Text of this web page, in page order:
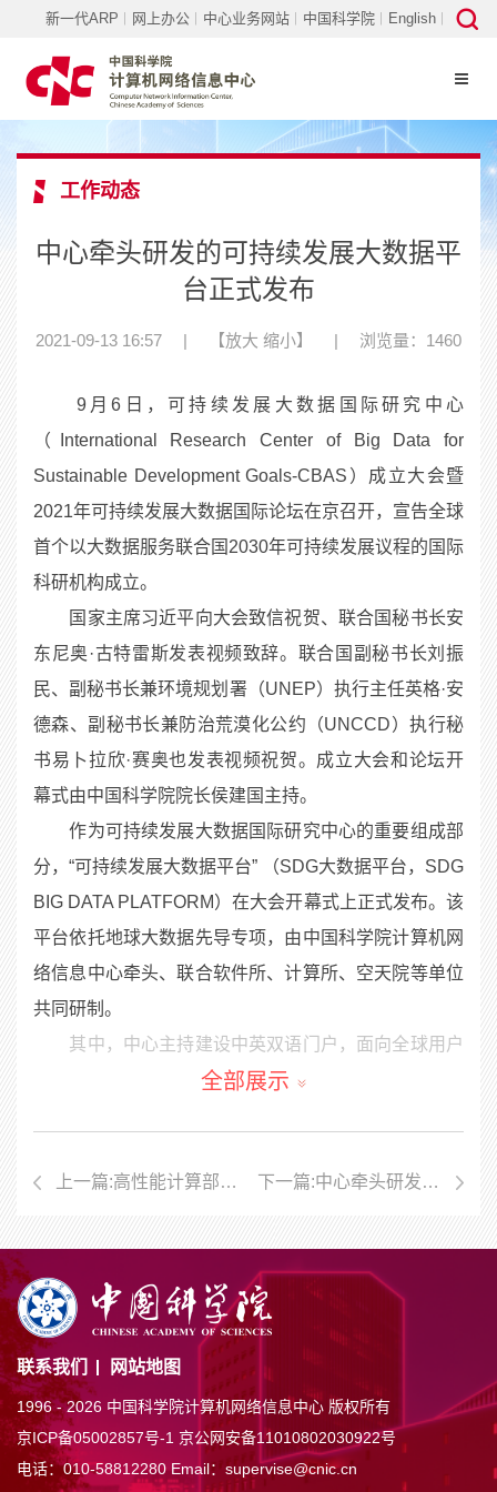
新一代ARP 网上办公 中心业务网站 中国科学院 English
工作动态
中心牵头研发的可持续发展大数据平
台正式发布
2021-09-13 16:57 【放大 缩小】 浏览量：1460
9月6日，可持续发展大数据国际研究中心
（International Research Center of Big Data for
Sustainable Development Goals-CBAS）成立大会暨
2021年可持续发展大数据国际论坛在京召开，宣告全球
首个以大数据服务联合国2030年可持续发展议程的国际
科研机构成立。
国家主席习近平向大会致信祝贺、联合国秘书长安
东尼奥·古特雷斯发表视频致辞。联合国副秘书长刘振
民、副秘书长兼环境规划署（UNEP）执行主任英格·安
德森、副秘书长兼防治荒漠化公约（UNCCD）执行秘
书易卜拉欣·赛奥也发表视频祝贺。成立大会和论坛开
幕式由中国科学院院长侯建国主持。
作为可持续发展大数据国际研究中心的重要组成部
分，“可持续发展大数据平台” （SDG大数据平台，SDG
BIG DATA PLATFORM）在大会开幕式上正式发布。该
平台依托地球大数据先导专项，由中国科学院计算机网
络信息中心牵头、联合软件所、计算所、空天院等单位
共同研制。
其中，中心主持建设中英双语门户，面向全球用户
提供丰富的SDGs案例集和多元数据产品可视化展示。
“大数据存储—管理—计算分析—可视化”流程。研发
需生产数据产品，以及各类指标在线计算和可视化展
示。研发SDGs专用存储库等核心功能，支持全球
SDGs数据资源的持续汇聚与开放共享。建设支撑地球
大数据管理、处理与分析的专有环境，具备每秒1000万
亿次的双精度浮点超级计算能力，50PB数据存储能
力，10000CPU核心云计算能力，并为SDGSAT-1号G
全部展示
上一篇:高性能计算部大规模近场动力学数值模拟软件成果入选IPDPS会议最佳论文候选 下一篇:中心牵头研发的可持续发展大数据平台正式发布
联系我们 网站地图
1996 -2026 中国科学院计算机网络信息中心 版权所有
京ICP备05002857号-1 京公网安备11010802030922号
电话：010-58812280 Email：supervise@cnic.cn